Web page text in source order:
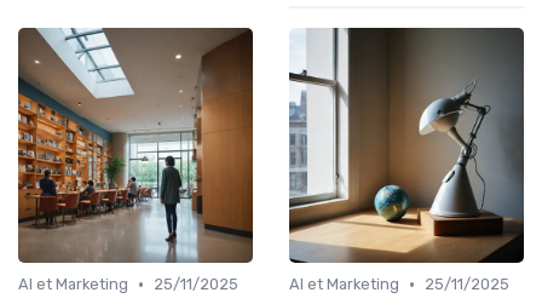
AI et Marketing •
25/11/2025
AI et Marketing •
25/11/2025